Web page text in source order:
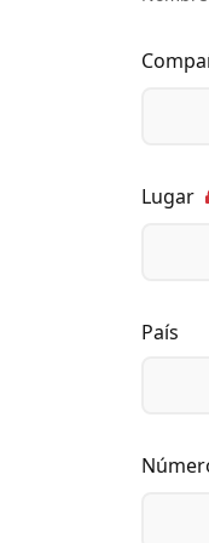
Lugar
País